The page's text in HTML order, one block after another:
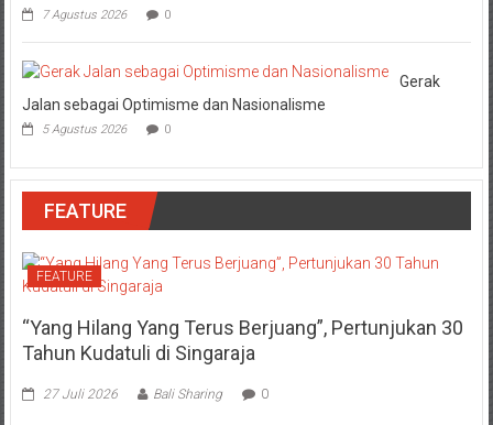
7 Agustus 2026 0
Gerak
Jalan sebagai Optimisme dan Nasionalisme
5 Agustus 2026 0
FEATURE
FEATURE
“Yang Hilang Yang Terus Berjuang”, Pertunjukan 30
Tahun Kudatuli di Singaraja
27 Juli 2026 Bali Sharing 0